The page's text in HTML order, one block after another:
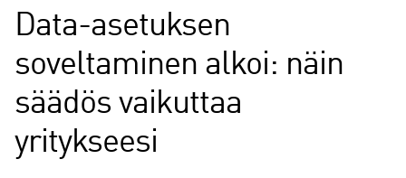
Data-asetuksen
soveltaminen alkoi: näin
säädös vaikuttaa
yritykseesi